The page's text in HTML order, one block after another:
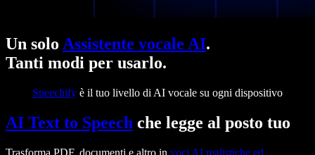
Un solo Assistente vocale AI.
Tanti modi per usarlo.
Speechify è il tuo livello di AI vocale su ogni dispositivo
AI Text to Speech che legge al posto tuo
Trasforma PDF, documenti e altro in voci AI realistiche ed